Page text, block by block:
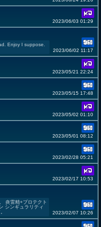
2023/06/03 01:29
Enjoy I suppose.
2023/06/02 11:17
2023/05/21 22:24
2023/05/15 17:48
2023/05/02 01:10
2023/05/01 08:12
2023/02/28 05:21
2023/02/17 10:53
炎雷精+プロテクト
シンギュラリティ
2023/02/07 10:26